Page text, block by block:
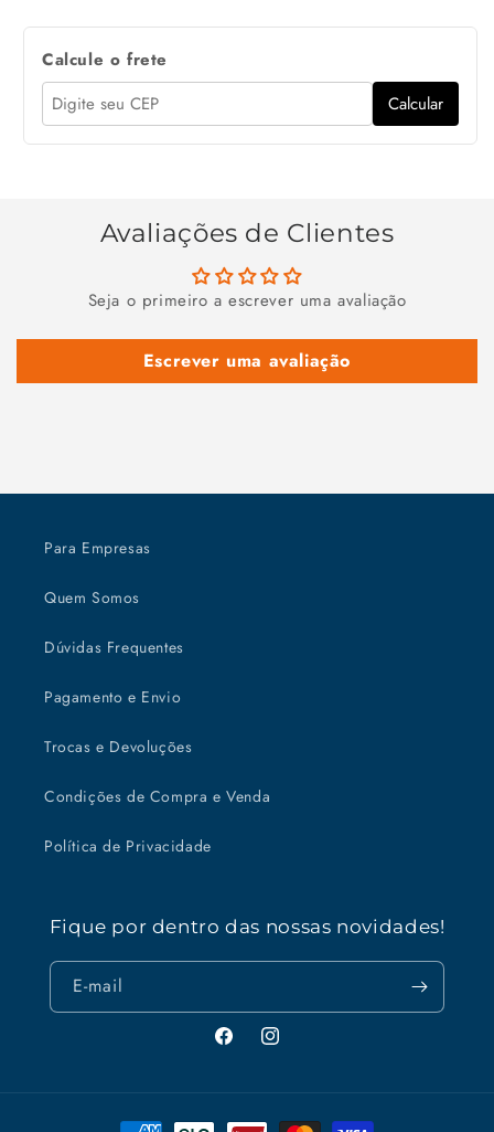
Calcule o frete
Calcular
Avaliações de Clientes
Seja o primeiro a escrever uma avaliação
Escrever uma avaliação
Para Empresas
Quem Somos
Dúvidas Frequentes
Pagamento e Envio
Trocas e Devoluções
Condições de Compra e Venda
Política de Privacidade
Fique por dentro das nossas novidades!
E-mail
FacebookInstagram
Formas